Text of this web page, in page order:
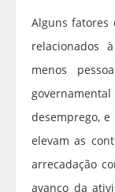
Alguns fatores
relacionados
menos
desemprego,
elevam as
arrecadação
avanço da